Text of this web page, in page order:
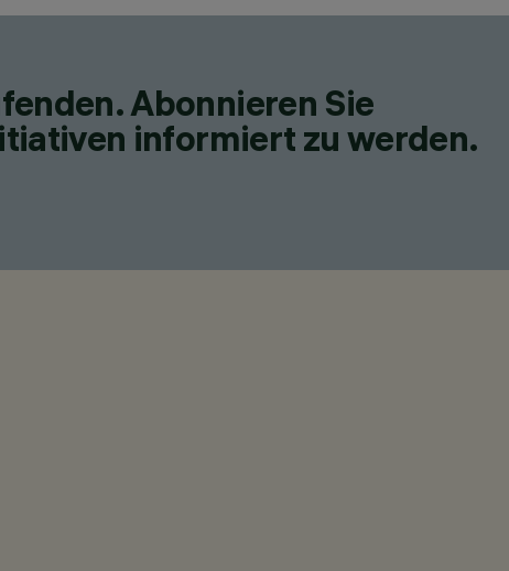
Abonnieren Sie
informiert zu werden.